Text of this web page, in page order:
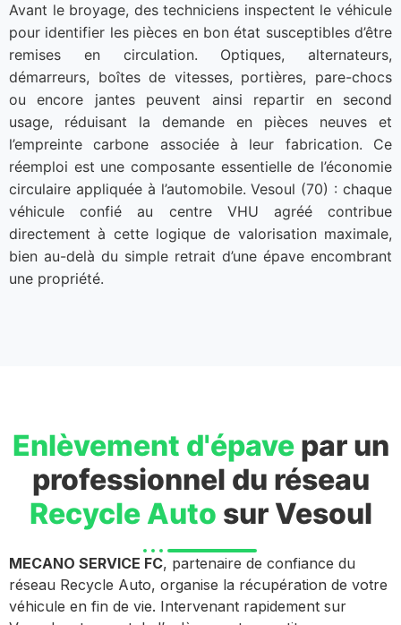
Avant le broyage, des techniciens inspectent le véhicule
pour identifier les pièces en bon état susceptibles d’être
remises en circulation. Optiques, alternateurs,
démarreurs, boîtes de vitesses, portières, pare-chocs
ou encore jantes peuvent ainsi repartir en second
usage, réduisant la demande en pièces neuves et
l’empreinte carbone associée à leur fabrication. Ce
réemploi est une composante essentielle de l’économie
circulaire appliquée à l’automobile. Vesoul (70) : chaque
véhicule confié au centre VHU agréé contribue
directement à cette logique de valorisation maximale,
bien au-delà du simple retrait d’une épave encombrant
une propriété.
Enlèvement d'épavepar un
professionnel du réseau
Recycle Auto sur Vesoul
MECANO SERVICE FC, partenaire de confiance du
réseau Recycle Auto, organise la récupération de votre
véhicule en fin de vie. Intervenant rapidement sur